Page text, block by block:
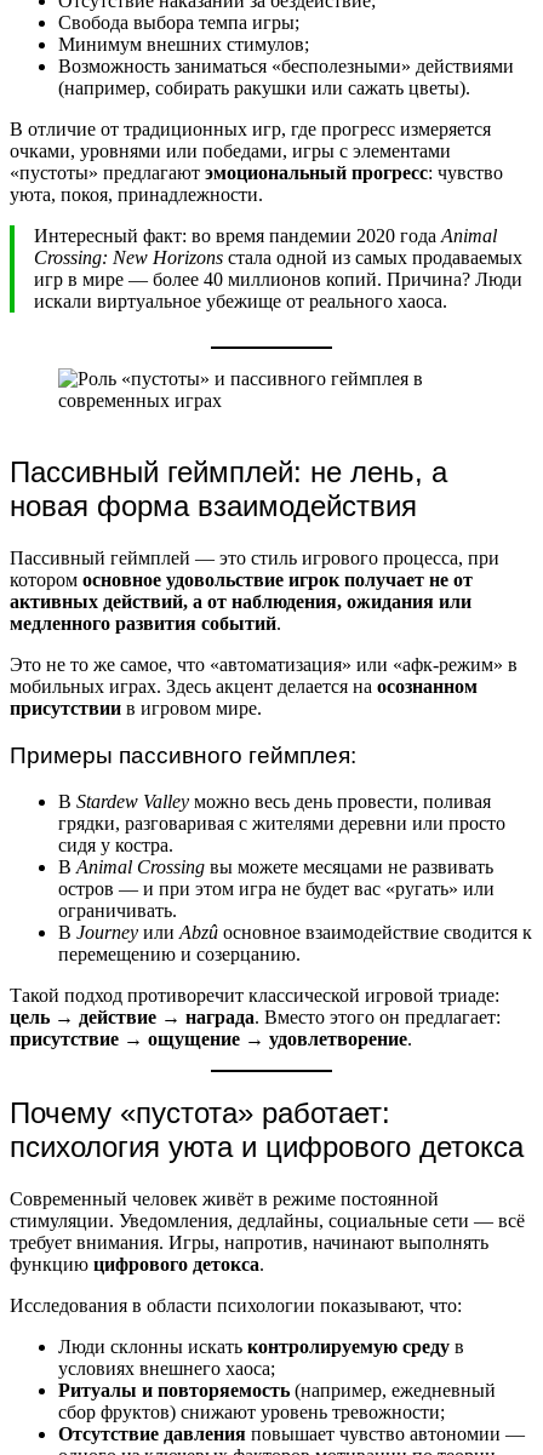
Свобода выбора темпа игры;
Минимум внешних стимулов;
Возможность заниматься «бесполезными» действиями
(например, собирать ракушки или сажать цветы).
В отличие от традиционных игр, где прогресс измеряется
очками, уровнями или победами, игры с элементами
«пустоты» предлагают эмоциональный прогресс: чувство
уюта, покоя, принадлежности.
Интересный факт: во время пандемии 2020 года Animal
Crossing: New Horizons стала одной из самых продаваемых
игр в мире — более 40 миллионов копий. Причина? Люди
искали виртуальное убежище от реального хаоса.
Пассивный геймплей: не лень, а
новая форма взаимодействия
Пассивный геймплей — это стиль игрового процесса, при
котором основное удовольствие игрок получает не от
активных действий, а от наблюдения, ожидания или
медленного развития событий.
Это не то же самое, что «автоматизация» или «афк-режим» в
мобильных играх. Здесь акцент делается на осознанном
присутствии в игровом мире.
Примеры пассивного геймплея:
В Stardew Valley можно весь день провести, поливая
грядки, разговаривая с жителями деревни или просто
сидя у костра.
ВAnimal Crossing вы можете месяцами не развивать
остров — и при этом игра не будет вас «ругать» или
ограничивать.
В Journey илиAbzû основное взаимодействие сводится к
перемещению и созерцанию.
Такой подход противоречит классической игровой триаде:
цель → действие → награда. Вместо этого он предлагает:
присутствие → ощущение → удовлетворение.
Почему «пустота» работает:
психология уюта и цифрового детокса
Современный человек живёт в режиме постоянной
стимуляции. Уведомления, дедлайны, социальные сети — всё
требует внимания. Игры, напротив, начинают выполнять
функцию цифрового детокса.
Исследования в области психологии показывают, что:
Люди склонны искать контролируемую среду в
условиях внешнего хаоса;
Ритуалы и повторяемость (например, ежедневный
сбор фруктов) снижают уровень тревожности;
Отсутствие давления повышает чувство автономии —